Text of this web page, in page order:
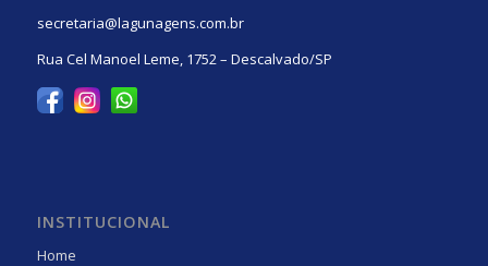
secretaria@lagunagens.com.br
Rua Cel Manoel Leme, 1752 – Descalvado/SP
INSTITUCIONAL
Home